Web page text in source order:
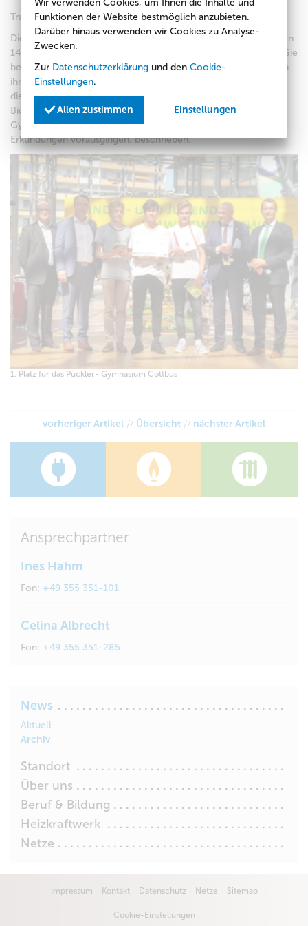
Tragen wir dem auf dem Schulgelände Rechnung?
Dies fragten sich 16 Schülerinnen und Schüler im Alter zwischen
14 und 16 und mit der Biologielehrerin Frau Roswitha Knappe. Sie
begannen mit dem Projektbeitrag „Es grünt so grün“ am Beginn
ihres 9. Schuljahres in einer Projektwoche. Jetzt besuchen sie
die 9. bzw. 10. Klasse. In einem Buch mit den Untertiteln
Biodiversität und Bäume auf dem Schulgelände des Pückler-
Gymnasiums werden neue Erkenntnisse, denen tiefgründige
Erkundungen vorausgingen, beschrieben.
1. Platz für das Pückler- Gymnasium Cottbus
vorheriger Artikel // Übersicht // nächster Artikel
Ansprechpartner
Ines Hahm
Fon: +49 355 351-101
Celina Albrecht
Fon: +49 355 351-285
News
Aktuell
Archiv
Standort
Über uns
Beruf & Bildung
Heizkraftwerk
Netze
Impressum Kontakt Datenschutz Netze Sitemap
Cookie-Einstellungen
Wir verwenden Cookies, um Ihnen die Inhalte und
Funktionen der Website bestmöglich anzubieten.
Darüber hinaus verwenden wir Cookies zu Analyse-
Zwecken.
Zur Datenschutzerklärung und den Cookie-
Einstellungen.
Allen zustimmen Einstellungen